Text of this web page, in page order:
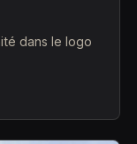
dans le logo